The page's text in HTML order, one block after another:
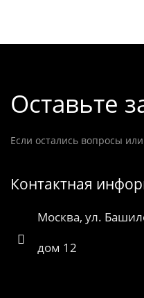
Оставьте
Если остались вопросы или
Контактная
Москва, ул.
дом 12